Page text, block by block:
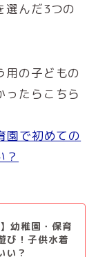
選んだ3つの
用の子どもの
ったらこちら
で初めての
？
幼稚園・保育
び！子供水着
い？